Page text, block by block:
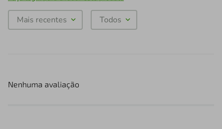
Mais recentes Todos
Nenhuma avaliação